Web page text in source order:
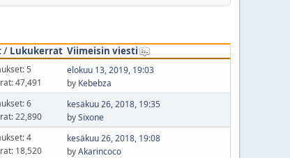
/ Lukukerrat Viimeisin viesti
5
47,491
elokuu 13, 2019, 19:03
by Kebebza
6
22,890
kesäkuu 26, 2018, 19:35
bySixone
4
18,520
kesäkuu 26, 2018, 19:08
byAkarincoco